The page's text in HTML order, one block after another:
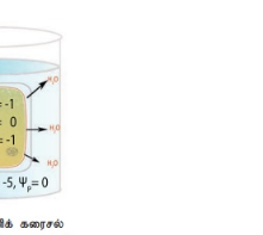
கரைசலின் அளவினை
(படம் 11.8).